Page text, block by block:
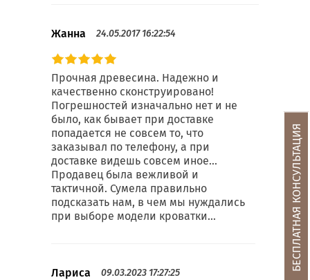
Жанна 24.05.2017 16:22:54
Прочная древесина. Надежно и
качественно сконструировано!
Погрешностей изначально нет и не
было, как бывает при доставке
попадается не совсем то, что
заказывал по телефону, а при
доставке видешь совсем иное...
Продавец была вежливой и
тактичной. Сумела правильно
подсказать нам, в чем мы нуждались
при выборе модели кроватки...
Лариса 09.03.2023 17:27:25
БЕСПЛАТНАЯ КОНСУЛЬТАЦИЯ